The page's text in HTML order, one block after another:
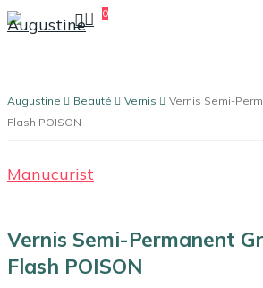
Skip
recherche
account
0
Augustine Beauté Vernis
Vernis Semi-
Flash POISON
Manucurist
Vernis Semi-Permanent
Flash POISON